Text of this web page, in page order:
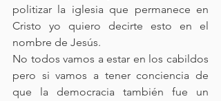
politizar la iglesia que permanece en
Cristo yo quiero decirte esto en el
nombre de Jesús.
No todos vamos a estar en los cabildos
pero si vamos a tener conciencia de
que la democracia también fue un